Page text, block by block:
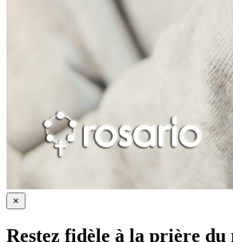
×
Restez fidèle à la prière du